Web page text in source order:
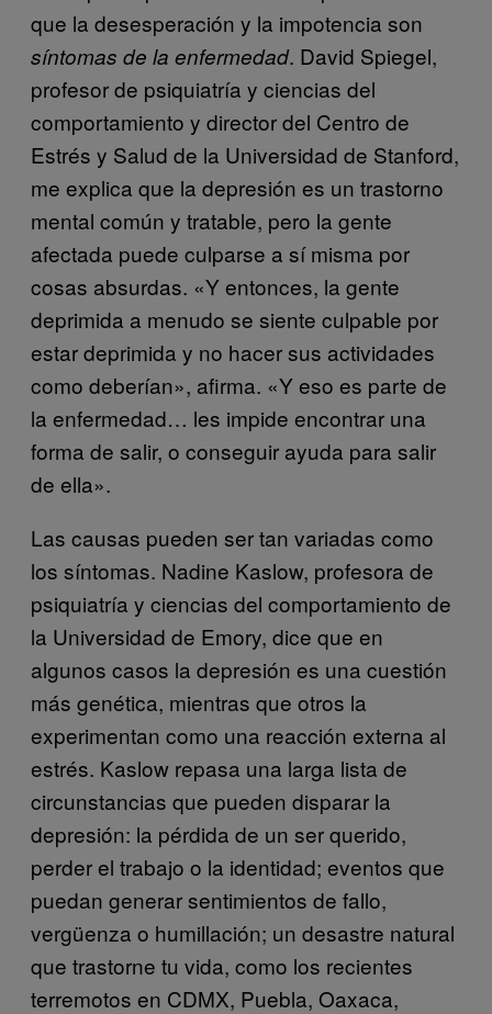
que la desesperación y la impotencia son
síntomas de la enfermedad. David Spiegel,
profesor de psiquiatría y ciencias del
comportamiento y director del Centro de
Estrés y Salud de la Universidad de Stanford,
me explica que la depresión es un trastorno
mental común y tratable, pero la gente
afectada puede culparse a sí misma por
cosas absurdas. «Y entonces, la gente
deprimida a menudo se siente culpable por
estar deprimida y no hacer sus actividades
como deberían», afirma. «Y eso es parte de
la enfermedad… les impide encontrar una
forma de salir, o conseguir ayuda para salir
de ella».
Las causas pueden ser tan variadas como
los síntomas. Nadine Kaslow, profesora de
psiquiatría y ciencias del comportamiento de
la Universidad de Emory, dice que en
algunos casos la depresión es una cuestión
más genética, mientras que otros la
experimentan como una reacción externa al
estrés. Kaslow repasa una larga lista de
circunstancias que pueden disparar la
depresión: la pérdida de un ser querido,
perder el trabajo o la identidad; eventos que
puedan generar sentimientos de fallo,
vergüenza o humillación; un desastre natural
que trastorne tu vida, como los recientes
terremotos en CDMX, Puebla, Oaxaca,